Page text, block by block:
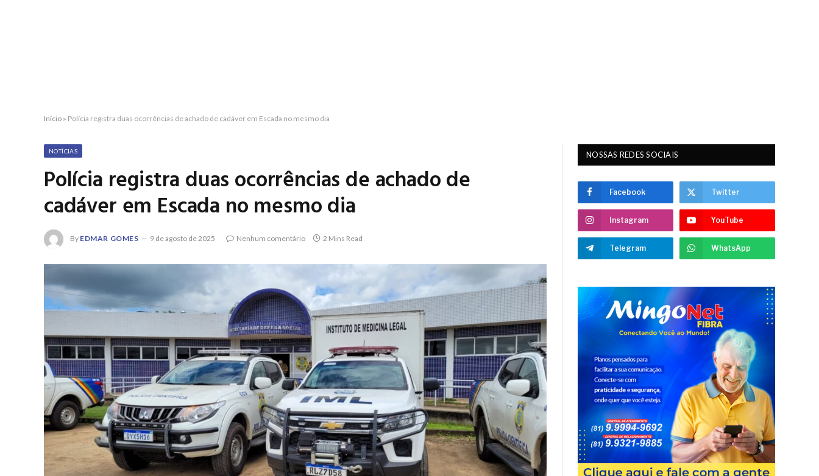
Início » Polícia registra duas ocorrências de achado de cadáver em Escada no mesmo dia
NOTÍCIAS
Polícia registra duas ocorrências de achado de
cadáver em Escada no mesmo dia
By EDMAR GOMES 9 de agosto de 2025 Nenhum comentário 2 Mins Read
NOSSAS REDES SOCIAIS
Facebook Twitter
Instagram YouTube
Telegram WhatsApp